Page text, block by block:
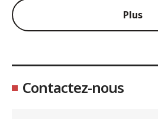
Plus
Contactez-nous